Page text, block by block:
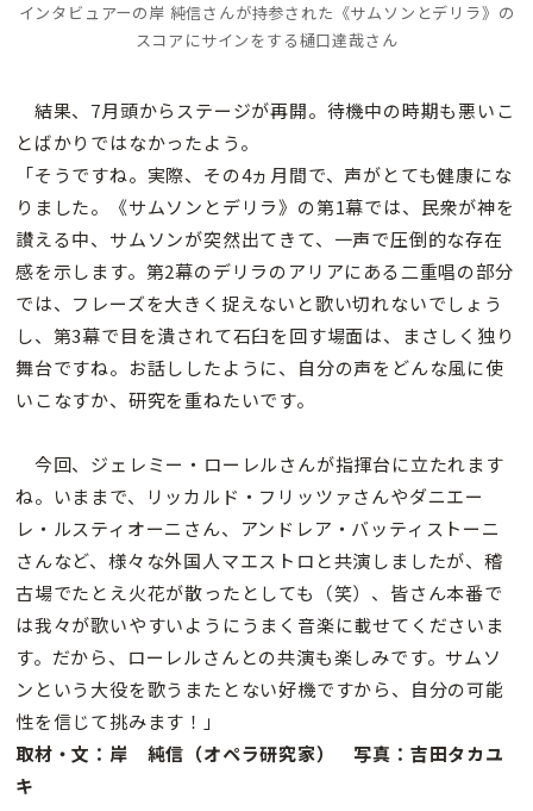
インタビュアーの岸 純信さんが持参された《サムソンとデリラ》の
スコアにサインをする樋口達哉さん
結果、7月頭からステージが再開。待機中の時期も悪いこ
とばかりではなかったよう。
「そうですね。実際、その4ヵ月間で、声がとても健康にな
りました。《サムソンとデリラ》の第1幕では、民衆が神を
讃える中、サムソンが突然出てきて、一声で圧倒的な存在
感を示します。第2幕のデリラのアリアにある二重唱の部分
では、フレーズを大きく捉えないと歌い切れないでしょう
し、第3幕で目を潰されて石臼を回す場面は、まさしく独り
舞台ですね。お話ししたように、自分の声をどんな風に使
いこなすか、研究を重ねたいです。
今回、ジェレミー・ローレルさんが指揮台に立たれます
ね。いままで、リッカルド・フリッツァさんやダニエー
レ・ルスティオーニさん、アンドレア・バッティストーニ
さんなど、様々な外国人マエストロと共演しましたが、稽
古場でたとえ火花が散ったとしても（笑）、皆さん本番で
は我々が歌いやすいようにうまく音楽に載せてくださいま
す。だから、ローレルさんとの共演も楽しみです。サムソ
ンという大役を歌うまたとない好機ですから、自分の可能
性を信じて挑みます！」
取材・文：岸 純信（オペラ研究家） 写真：吉田タカユ
キ